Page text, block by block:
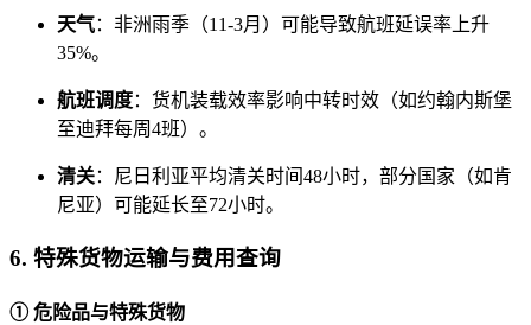
天气：非洲雨季（11-3月）可能导致航班延误率上升
35%。
航班调度：货机装载效率影响中转时效（如约翰内斯堡
至迪拜每周4班）。
清关：尼日利亚平均清关时间48小时，部分国家（如肯
尼亚）可能延长至72小时。
6. 特殊货物运输与费用查询
① 危险品与特殊货物